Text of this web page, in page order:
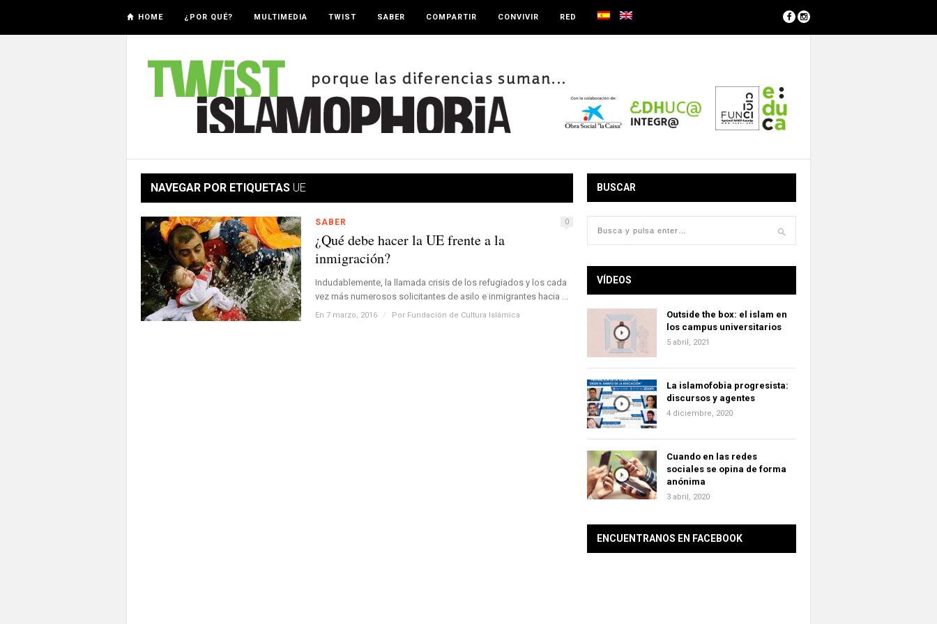
HOME ¿POR QUÉ? MULTIMEDIA TWIST SABER COMPARTIR CONVIVIR RED
NAVEGAR POR ETIQUETAS UE
SABER 0
¿Qué debe hacer la UE frente a la
inmigración?
Indudablemente, la llamada crisis de los refugiados y los cada
vez más numerosos solicitantes de asilo e inmigrantes hacia ...
En 7 marzo, 2016 / Por Fundación de Cultura Islámica
BUSCAR
VÍDEOS
Outside the box: el islam en
los campus universitarios
5 abril, 2021
La islamofobia progresista:
discursos y agentes
4 diciembre, 2020
Cuando en las redes
sociales se opina de forma
anónima
3 abril, 2020
ENCUENTRANOS EN FACEBOOK